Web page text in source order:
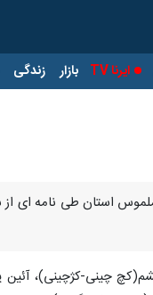
ایرنا TV بازار زندگی